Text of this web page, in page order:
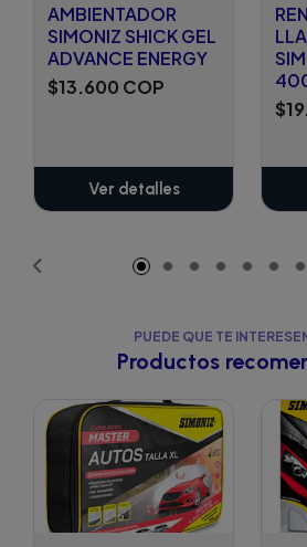
AMBIENTADOR
SIMONIZ SHICK GEL
ADVANCE ENERGY
$13.600 COP
Ver detalles
PUEDE QUE TE
Productos